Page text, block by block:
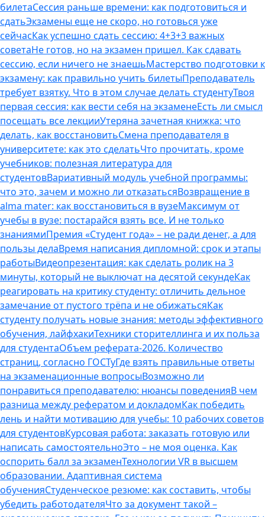
билетаСессия раньше времени: как подготовиться и
сдатьЭкзамены еще не скоро, но готовься уже
сейчасКак успешно сдать сессию: 4+3+3 важных
советаНе готов, но на экзамен пришел. Как сдавать
сессию, если ничего не знаешьМастерство подготовки к
экзамену: как правильно учить билетыПреподаватель
требует взятку. Что в этом случае делать студентуТвоя
первая сессия: как вести себя на экзаменеЕсть ли смысл
посещать все лекцииУтеряна зачетная книжка: что
делать, как восстановитьСмена преподавателя в
университете: как это сделатьЧто прочитать, кроме
учебников: полезная литература для
студентовВариативный модуль учебной программы:
что это, зачем и можно ли отказатьсяВозвращение в
alma mater: как восстановиться в вузеМаксимум от
учебы в вузе: постарайся взять все. И не только
знаниямиПремия «Студент года» – не ради денег, а для
пользы делаВремя написания дипломной: срок и этапы
работыВидеопрезентация: как сделать ролик на 3
минуты, который не выключат на десятой секундеКак
реагировать на критику студенту: отличить дельное
замечание от пустого трёпа и не обижатьсяКак
студенту получать новые знания: методы эффективного
обучения, лайфхакиТехники сторителлинга и их польза
для студентаОбъем реферата-2026. Количество
страниц, согласно ГОСТуГде взять правильные ответы
на экзаменационные вопросыВозможно ли
понравиться преподавателю: нюансы поведенияВ чем
разница между рефератом и докладомКак победить
лень и найти мотивацию для учебы: 10 рабочих советов
для студентовКурсовая работа: заказать готовую или
написать самостоятельноЭто – не моя оценка. Как
оспорить балл за экзаменТехнологии VR в высшем
образовании. Адаптивная система
обученияСтуденческое резюме: как составить, чтобы
убедить работодателяЧто за документ такой –